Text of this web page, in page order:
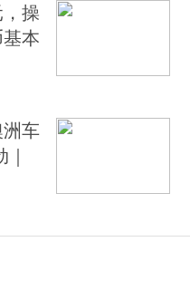
操
本
车